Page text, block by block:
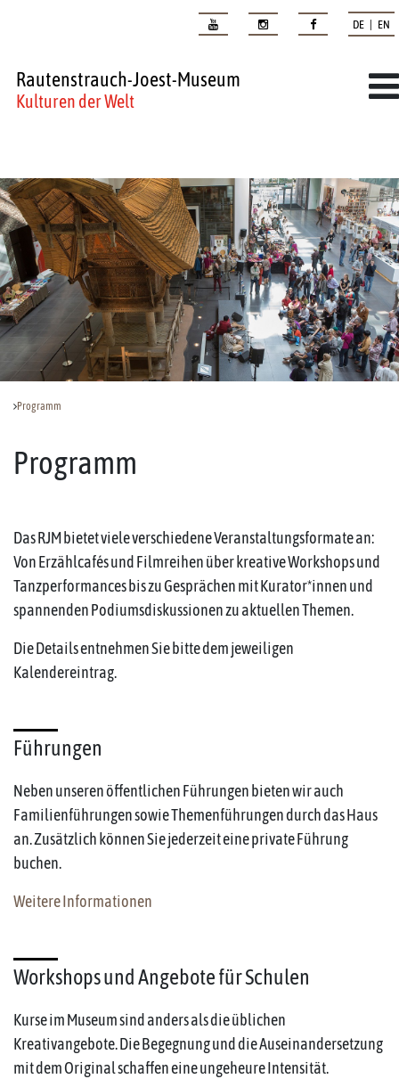
DE | EN
Rautenstrauch-Joest-Museum
Kulturen der Welt
Programm
Programm
Das RJM bietet viele verschiedene Veranstaltungsformate an:
Von Erzählcafés und Filmreihen über kreative Workshops und
Tanzperformances bis zu Gesprächen mit Kurator*innen und
spannenden Podiumsdiskussionen zu aktuellen Themen.
Die Details entnehmen Sie bitte dem jeweiligen
Kalendereintrag.
Führungen
Neben unseren öffentlichen Führungen bieten wir auch
Familienführungen sowie Themenführungen durch das Haus
an. Zusätzlich können Sie jederzeit eine private Führung
buchen.
Weitere Informationen
Workshops und Angebote für Schulen
Kurse im Museum sind anders als die üblichen
Kreativangebote. Die Begegnung und die Auseinandersetzung
mit dem Original schaffen eine ungeheure Intensität.